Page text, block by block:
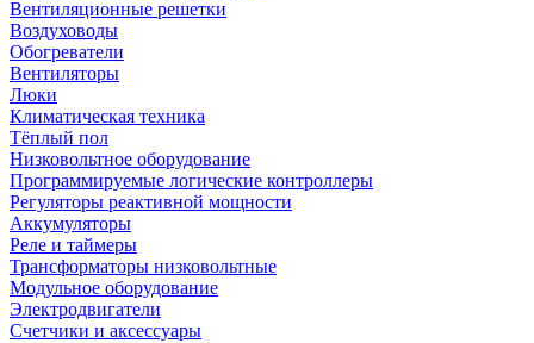
Вентиляционные решетки
Воздуховоды
Обогреватели
Вентиляторы
Люки
Климатическая техника
Тёплый пол
Низковольтное оборудование
Программируемые логические контроллеры
Регуляторы реактивной мощности
Аккумуляторы
Реле и таймеры
Трансформаторы низковольтные
Модульное оборудование
Электродвигатели
Счетчики и аксессуары